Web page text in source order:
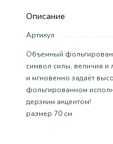
Описание
Артикул
Объемный
символ силы, величия и
и мгновенно задаёт
фольгированном
дерзким акцентом!
размер 70 см